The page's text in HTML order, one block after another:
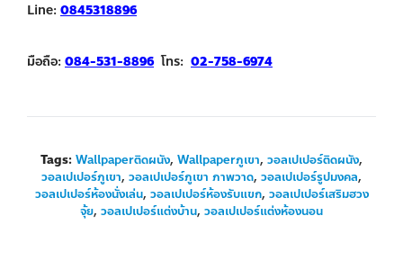
Line: 0845318896
มือถือ: 084-531-8896 โทร: 02-758-6974
Tags: Wallpaperติดผนัง, Wallpaperภูเขา, วอลเปเปอร์ติดผนัง,
วอลเปเปอร์ภูเขา, วอลเปเปอร์ภูเขา ภาพวาด, วอลเปเปอร์รูปมงคล,
วอลเปเปอร์ห้องนั่งเล่น, วอลเปเปอร์ห้องรับแขก, วอลเปเปอร์เสริมฮวง
จุ้ย, วอลเปเปอร์แต่งบ้าน, วอลเปเปอร์แต่งห้องนอน